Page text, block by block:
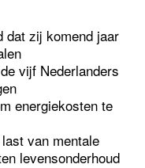
dat zij komend jaar
vijf Nederlanders
energiekosten te
van mentale
levensonderhoud